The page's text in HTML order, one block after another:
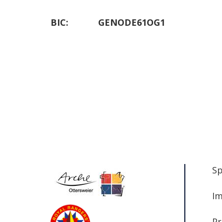
BIC: GENODE61OG1